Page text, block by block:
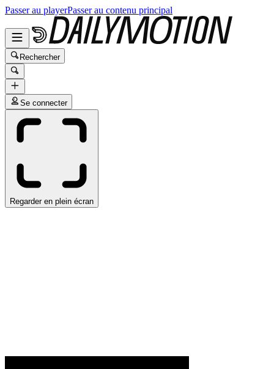
Passer au playerPasser au contenu principal
Rechercher
Se connecter
Regarder en plein écran